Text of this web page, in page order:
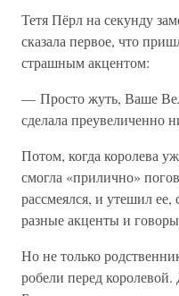
Тетя Пёрл на секунду
сказала первое, что
страшным акцентом:
— Просто жуть, Ваше
сделала преувеличенно
Потом, когда королева
смогла «прилично»
рассмеялся, и утешил ее,
разные акценты и
Но не только
робели перед королевой.